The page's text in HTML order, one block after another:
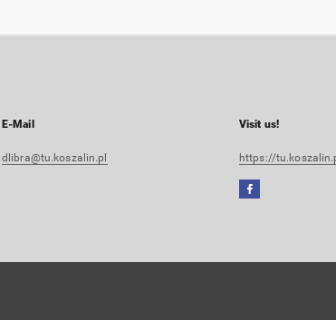
E-Mail
dlibra@tu.koszalin.pl
Visit us!
https://
Facebook
open